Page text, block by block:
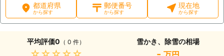
都道府県
から探す
郵便番号
から探す
現在地
から探す
平均評価0 （ 0 件） 雪かき、除雪の相場